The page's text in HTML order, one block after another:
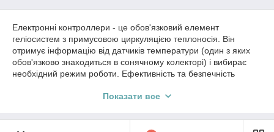
Електронні контроллери - це обов'язковий елемент
геліосистем з примусовою циркуляцією теплоносія. Він
отримує інформацію від датчиків температури (один з яких
обов'язково знаходиться в сонячному колекторі) і вибирає
необхідний режим роботи. Ефективність та безпечність
правильності закладених алгоритмів роботи геліосистеми,
Показати все